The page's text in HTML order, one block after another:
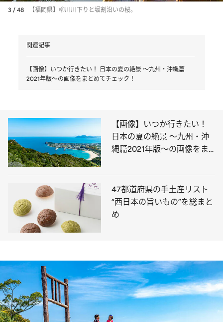
3 / 48 【福岡県】柳川川下りと堀割沿いの桜。
関連記事
【画像】いつか行きたい！ 日本の夏の絶景 ～九州・沖縄篇
2021年版～の画像をまとめてチェック！
【画像】いつか行きたい！
日本の夏の絶景 ～九州・沖
縄篇2021年版～の画像をま
47都道府県の手土産リスト
“西日本の旨いもの”を総まと
め